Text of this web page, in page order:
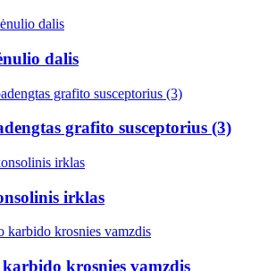
dalis
grafito susceptorius (3)
irklas
krosnies vamzdis